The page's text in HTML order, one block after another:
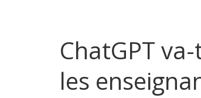
ChatGPT
les